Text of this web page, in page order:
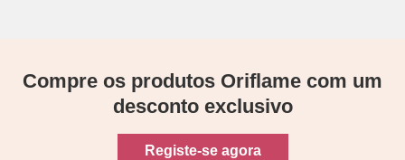
Compre os produtos Oriflame com um
desconto exclusivo
Registe-se agora